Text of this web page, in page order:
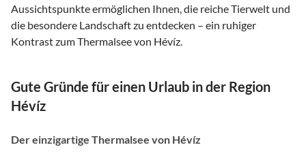
Aussichtspunkte ermöglichen Ihnen, die reiche Tierwelt und
die besondere Landschaft zu entdecken – ein ruhiger
Kontrast zum Thermalsee von Hévíz.
Gute Gründe für einen Urlaub in der Region
Hévíz
Der einzigartige Thermalsee von Hévíz